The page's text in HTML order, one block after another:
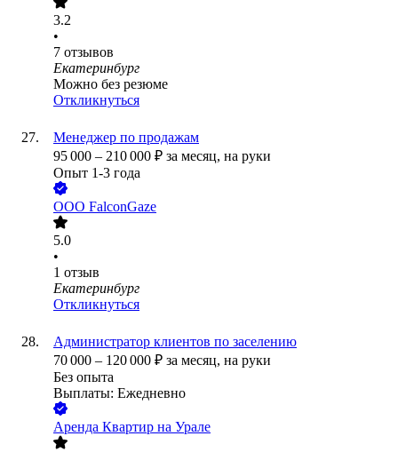
3.2
•
7 отзывов
Екатеринбург
Можно без резюме
Откликнуться
Менеджер по продажам
95 000 – 210 000 ₽ за месяц, на руки
Опыт 1-3 года
ООО FalconGaze
5.0
•
1 отзыв
Екатеринбург
Откликнуться
Администратор клиентов по заселению
70 000 – 120 000 ₽ за месяц, на руки
Без опыта
Выплаты: Ежедневно
Аренда Квартир на Урале